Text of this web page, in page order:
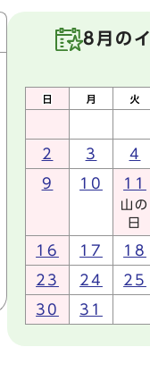
8月の
2 3 4
9 10 11
山の
日
16 17 18
23 24 25
30 31